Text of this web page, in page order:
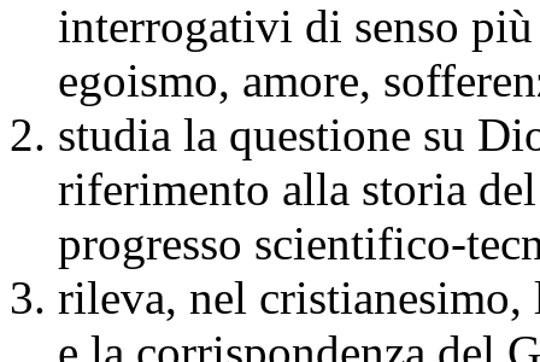
interrogativi di senso
egoismo, amore,
studia la questione su
riferimento alla storia
progresso scientifico-
rileva, nel cristianesimo,
e la corrispondenza del